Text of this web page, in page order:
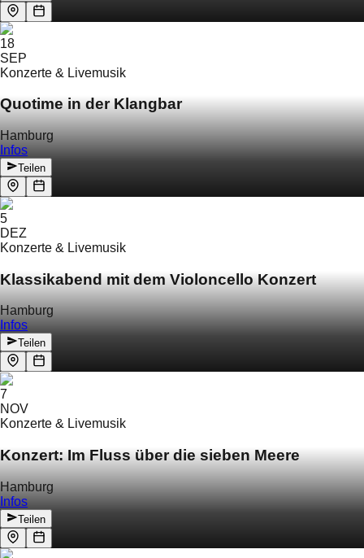
18
SEP
Konzerte & Livemusik
Quotime in der Klangbar
Hamburg
Infos
Teilen
5
DEZ
Konzerte & Livemusik
Klassikabend mit dem Violoncello Konzert
Hamburg
Infos
Teilen
7
NOV
Konzerte & Livemusik
Konzert: Im Fluss über die sieben Meere
Hamburg
Infos
Teilen